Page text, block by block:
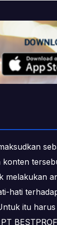
hati
itu